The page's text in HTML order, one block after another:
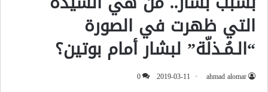
التي ظهرت في الصورة
“الـمُـذلّة” لبشار أمام بوتين؟
ahmad alomar
2019-03-11
0